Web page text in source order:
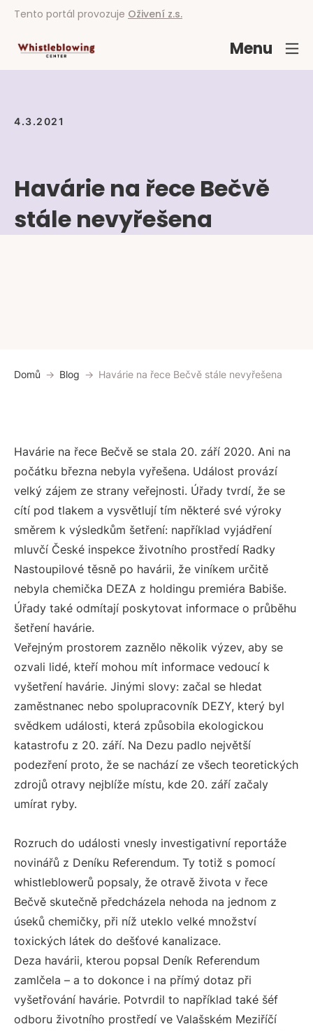
Tento portál provozuje Oživení z.s.
Menu
4.3.2021
Havárie na řece Bečvě
stále nevyřešena
Domů Blog Havárie na řece Bečvě stále nevyřešena
Havárie na řece Bečvě se stala 20. září 2020. Ani na
počátku března nebyla vyřešena. Událost provází
velký zájem ze strany veřejnosti. Úřady tvrdí, že se
cítí pod tlakem a vysvětlují tím některé své výroky
směrem k výsledkům šetření: například vyjádření
mluvčí České inspekce životního prostředí Radky
Nastoupilové těsně po havárii, že viníkem určitě
nebyla chemička DEZA z holdingu premiéra Babiše.
Úřady také odmítají poskytovat informace o průběhu
šetření havárie.
Veřejným prostorem zaznělo několik výzev, aby se
ozvali lidé, kteří mohou mít informace vedoucí k
vyšetření havárie. Jinými slovy: začal se hledat
zaměstnanec nebo spolupracovník DEZY, který byl
svědkem události, která způsobila ekologickou
katastrofu z 20. září. Na Dezu padlo největší
podezření proto, že se nachází ze všech teoretických
zdrojů otravy nejblíže místu, kde 20. září začaly
umírat ryby.
Rozruch do události vnesly investigativní reportáže
novinářů z Deníku Referendum. Ty totiž s pomocí
whistleblowerů popsaly, že otravě života v řece
Bečvě skutečně předcházela nehoda na jednom z
úseků chemičky, při níž uteklo velké množství
toxických látek do dešťové kanalizace.
Deza havárii, kterou popsal Deník Referendum
zamlčela – a to dokonce i na přímý dotaz při
vyšetřování havárie. Potvrdil to například také šéf
odboru životního prostředí ve Valašském Meziříčí